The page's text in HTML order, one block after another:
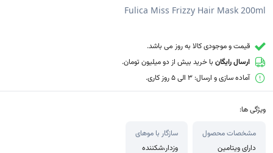
Fulica Miss Frizzy Hair Mask 200ml
قیمت و موجودی کالا به روز می باشد.
ارسال رایگان با خرید بیش از دو میلیون تومان.
آماده سازی و ارسال: 3 الی 5 روز کاری.
ویژگی ها:
مشخصات محصول
دارای ویتامین
سازگار با موهای
وزدار،شکننده